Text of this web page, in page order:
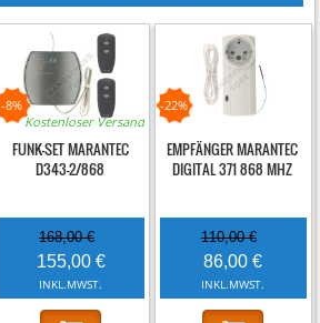
Kostenloser Versand
-8%
FUNK-SET MARANTEC
D343-2/868
168,00 €
155,00 €
INKL.MWST.
-22%
EMPFÄNGER MARANTEC
DIGITAL 371 868 MHZ
110,00 €
86,00 €
INKL.MWST.